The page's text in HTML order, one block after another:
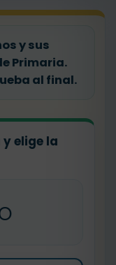
y sus
Primaria.
al final.
elige la